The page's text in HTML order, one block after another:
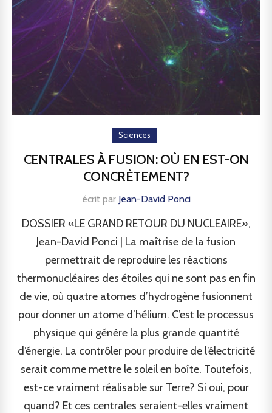
Sciences
CENTRALES À FUSION: OÙ EN EST-ON
CONCRÈTEMENT?
écrit par Jean-David Ponci
DOSSIER «LE GRAND RETOUR DU NUCLEAIRE»,
Jean-David Ponci | La maîtrise de la fusion
permettrait de reproduire les réactions
thermonucléaires des étoiles qui ne sont pas en fin
de vie, où quatre atomes d’hydrogène fusionnent
pour donner un atome d’hélium. C’est le processus
physique qui génère la plus grande quantité
d’énergie. La contrôler pour produire de l’électricité
serait comme mettre le soleil en boîte. Toutefois,
est-ce vraiment réalisable sur Terre? Si oui, pour
quand? Et ces centrales seraient-elles vraiment